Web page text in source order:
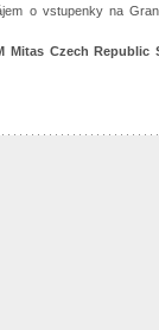
o vstupenky na
Czech Republic